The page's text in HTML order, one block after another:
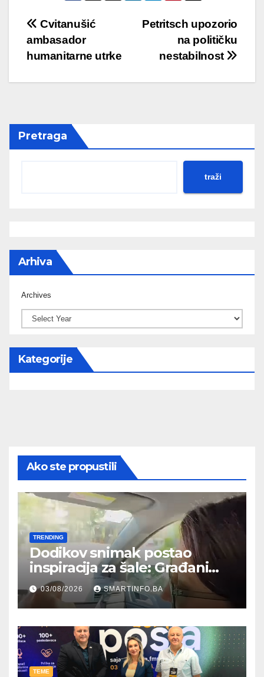
Post
navigation
Petritsch upozorio
na političku
nestabilnost
Cvitanušić
ambasador
humanitarne utrke
Pretraga
traži
Arhiva
Archives
Kategorije
Ako ste propustili
TRENDING
Dodikov snimak postao
inspiracija za šale: Građani
kroz parodiju poslali poruku
03/08/2026 SMARTINFO.BA
TEME